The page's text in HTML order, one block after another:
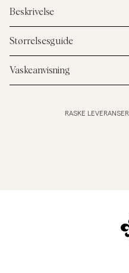
Beskrivelse
Størrelsesguide
Vaskeanvisning
RASKE LEVERANSER